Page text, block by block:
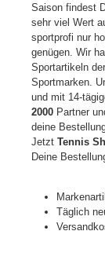
Saison findest
sehr viel Wert
sportprofi nur
genügen. Wir
Sportartikeln
Sportmarken.
und mit 14-
2000 Partner
deine
Jetzt Tennis
Deine
Täglich